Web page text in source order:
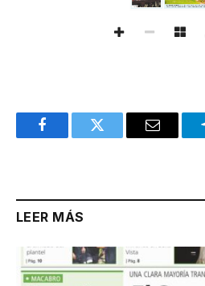
FacebookTwitter Email
LEER MÁS